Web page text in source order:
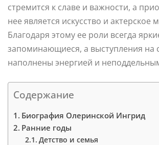
стремится к славе и важности, а
нее является искусство и актерское
Благодаря этому ее роли всегда
запоминающиеся, а выступления на
наполнены энергией и
Содержание
Биография Олеринской Ингрид
Ранние годы
Детство и семья